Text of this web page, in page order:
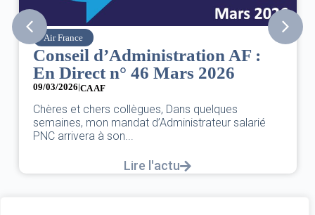
AF :
46 Mars 2026
collègues, Dans quelques
d’Administrateur salarié
8 mars :
des droits
DANS L’AÉRIEN
UNE FÊTE,C’EST